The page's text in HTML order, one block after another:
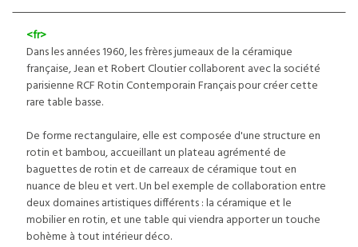
<fr>
Dans les années 1960, les frères jumeaux de la céramique
française, Jean et Robert Cloutier collaborent avec la société
parisienne RCF Rotin Contemporain Français pour créer cette
rare table basse.
De forme rectangulaire, elle est composée d'une structure en
rotin et bambou, accueillant un plateau agrémenté de
baguettes de rotin et de carreaux de céramique tout en
nuance de bleu et vert. Un bel exemple de collaboration entre
deux domaines artistiques différents : la céramique et le
mobilier en rotin, et une table qui viendra apporter un touche
bohème à tout intérieur déco.